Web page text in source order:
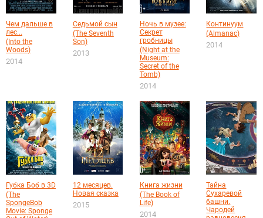
Чем дальше в
лес...
(Into the
Woods)
2014
Седьмой сын
(The Seventh
Son)
2013
Ночь в музее:
Секрет
гробницы
(Night at the
Museum:
Secret of the
Tomb)
2014
Континуум
(Almanac)
2014
Губка Боб в 3D
(The
SpongeBob
Movie: Sponge
12 месяцев.
Новая сказка
2015
Книга жизни
(The Book of
Life)
2014
Тайна
Сухаревой
башни.
Чародей